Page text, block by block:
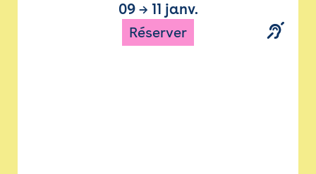
09→ 11 janv.
Réserver